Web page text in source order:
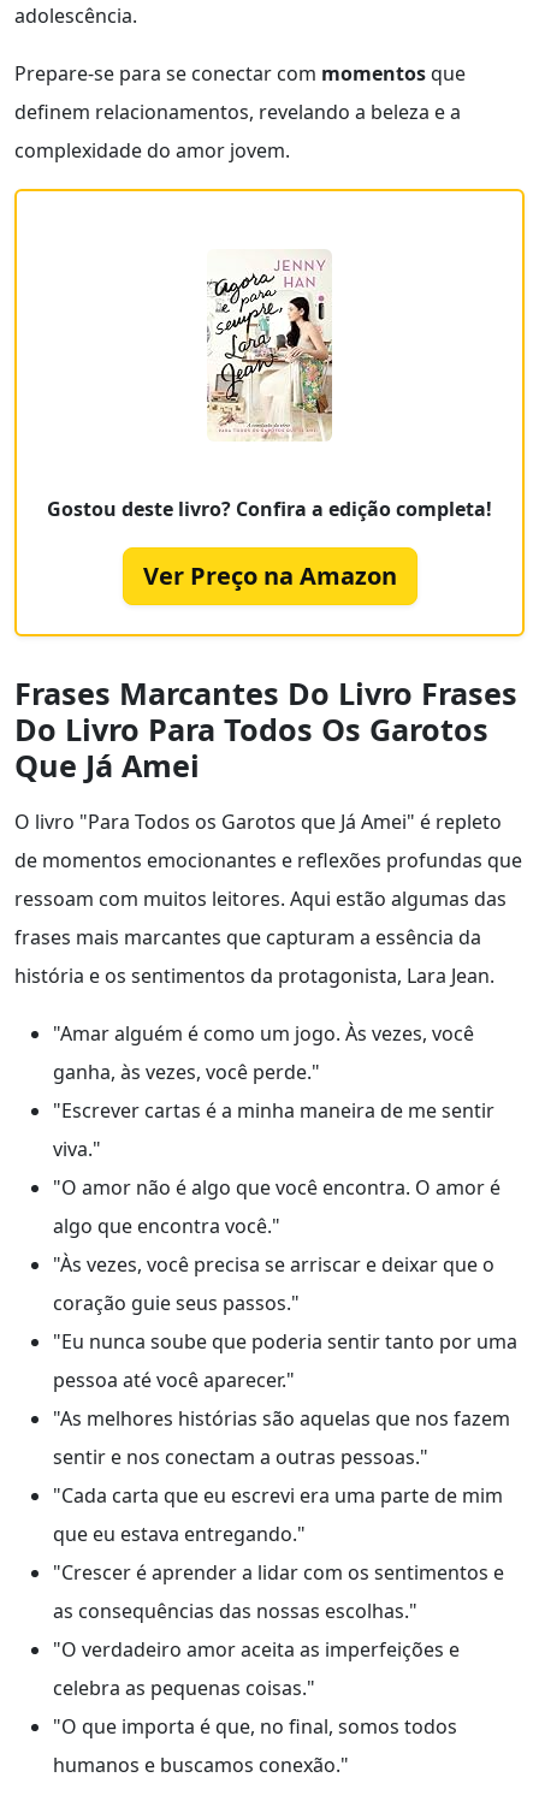
adolescência.
Prepare-se para se conectar com momentosque
definem relacionamentos, revelando a beleza e a
complexidade do amor jovem.
Gostou deste livro? Confira a edição completa!
Ver Preço na Amazon
Frases Marcantes Do Livro Frases
Do Livro Para Todos Os Garotos
Que Já Amei
O livro "Para Todos os Garotos que Já Amei" é repleto
de momentos emocionantes e reflexões profundas que
ressoam com muitos leitores. Aqui estão algumas das
frases mais marcantes que capturam a essência da
história e os sentimentos da protagonista, Lara Jean.
"Amar alguém é como um jogo. Às vezes, você
ganha, às vezes, você perde."
"Escrever cartas é a minha maneira de me sentir
viva."
"O amor não é algo que você encontra. O amor é
algo que encontra você."
"Às vezes, você precisa se arriscar e deixar que o
coração guie seus passos."
"Eu nunca soube que poderia sentir tanto por uma
pessoa até você aparecer."
"As melhores histórias são aquelas que nos fazem
sentir e nos conectam a outras pessoas."
"Cada carta que eu escrevi era uma parte de mim
que eu estava entregando."
"Crescer é aprender a lidar com os sentimentos e
as consequências das nossas escolhas."
"O verdadeiro amor aceita as imperfeições e
celebra as pequenas coisas."
"O que importa é que, no final, somos todos
humanos e buscamos conexão."